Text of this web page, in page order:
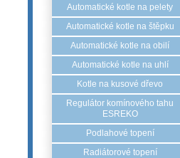
Automatické kotle na pelety
Automatické kotle na štěpku
Automatické kotle na obilí
Automatické kotle na uhlí
Kotle na kusové dřevo
Regulátor komínového tahu
ESREKO
Podlahové topení
Radiátorové topení